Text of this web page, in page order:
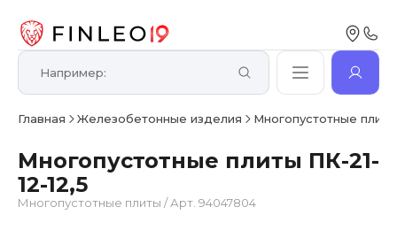
Главная Железобетонные изделия Многопустотные плиты
Многопустотные плиты ПК-21-
12-12,5
Многопустотные плиты /Арт. 94047804